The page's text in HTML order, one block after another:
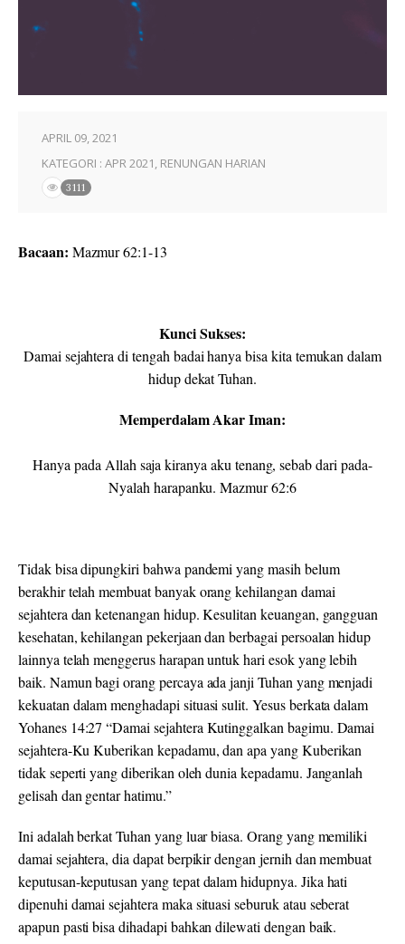
APRIL 09, 2021
KATEGORI : APR 2021, RENUNGAN HARIAN
3111
Bacaan: Mazmur 62:1-13
Kunci Sukses:
Damai sejahtera di tengah badai hanya bisa kita temukan dalam
hidup dekat Tuhan.
Memperdalam Akar Iman:
Hanya pada Allah saja kiranya aku tenang, sebab dari pada-
Nyalah harapanku. Mazmur 62:6
Tidak bisa dipungkiri bahwa pandemi yang masih belum
berakhir telah membuat banyak orang kehilangan damai
sejahtera dan ketenangan hidup. Kesulitan keuangan, gangguan
kesehatan, kehilangan pekerjaan dan berbagai persoalan hidup
lainnya telah menggerus harapan untuk hari esok yang lebih
baik. Namun bagi orang percaya ada janji Tuhan yang menjadi
kekuatan dalam menghadapi situasi sulit. Yesus berkata dalam
Yohanes 14:27 “Damai sejahtera Kutinggalkan bagimu. Damai
sejahtera-Ku Kuberikan kepadamu, dan apa yang Kuberikan
tidak seperti yang diberikan oleh dunia kepadamu. Janganlah
gelisah dan gentar hatimu.”
Ini adalah berkat Tuhan yang luar biasa. Orang yang memiliki
damai sejahtera, dia dapat berpikir dengan jernih dan membuat
keputusan-keputusan yang tepat dalam hidupnya. Jika hati
dipenuhi damai sejahtera maka situasi seburuk atau seberat
apapun pasti bisa dihadapi bahkan dilewati dengan baik.